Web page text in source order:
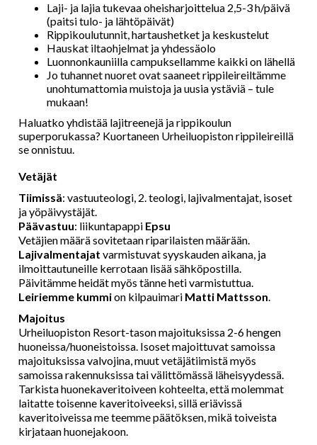
Laji- ja lajia tukevaa oheisharjoittelua 2,5-3 h/päivä
(paitsi tulo- ja lähtöpäivät)
Rippikoulutunnit, hartaushetket ja keskustelut
Hauskat iltaohjelmat ja yhdessäolo
Luonnonkauniilla campuksellamme kaikki on lähellä
Jo tuhannet nuoret ovat saaneet rippileireiltämme
unohtumattomia muistoja ja uusia ystäviä – tule
mukaan!
Haluatko yhdistää lajitreenejä ja rippikoulun
superporukassa? Kuortaneen Urheiluopiston rippileireillä
se onnistuu.
Vetäjät
Tiimissä: vastuuteologi, 2. teologi, lajivalmentajat, isoset
ja yöpäivystäjät.
Päävastuu: liikuntapappi Epsu
Vetäjien määrä sovitetaan riparilaisten määrään.
Lajivalmentajat varmistuvat syyskauden aikana, ja
ilmoittautuneille kerrotaan lisää sähköpostilla.
Päivitämme heidät myös tänne heti varmistuttua.
Leiriemme kummion kilpauimari Matti Mattsson.
Majoitus
Urheiluopiston Resort-tason majoituksissa 2-6 hengen
huoneissa/huoneistoissa. Isoset majoittuvat samoissa
majoituksissa valvojina, muut vetäjätiimistä myös
samoissa rakennuksissa tai välittömässä läheisyydessä.
Tarkista huonekaveritoiveen kohteelta, että molemmat
laitatte toisenne kaveritoiveeksi, sillä eriävissä
kaveritoiveissa me teemme päätöksen, mikä toiveista
kirjataan huonejakoon.